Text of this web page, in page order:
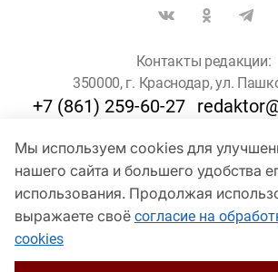
Мы используем cookies для
нашего сайта и большего удобства
использования. Продолжая
выражаете своё согласие на
cookies
Контакты редакции:
350000, г. Краснодар, ул.
+7 (861) 259-60-27
Для пользователей
© Кубанские Новости,
Сетевое издание «kubnews»
службой по надзору в сфере связи,
и массовых коммуникаций (Роскомнадзор).